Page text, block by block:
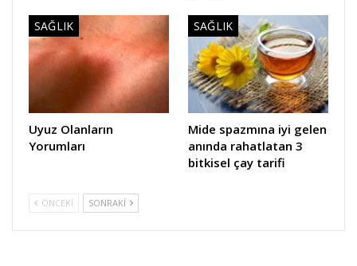
SAĞLIK
Uyuz Olanların
Yorumları
SAĞLIK
Mide spazmına iyi gelen
anında rahatlatan 3
bitkisel çay tarifi
ÖNCEKI SONRAKI